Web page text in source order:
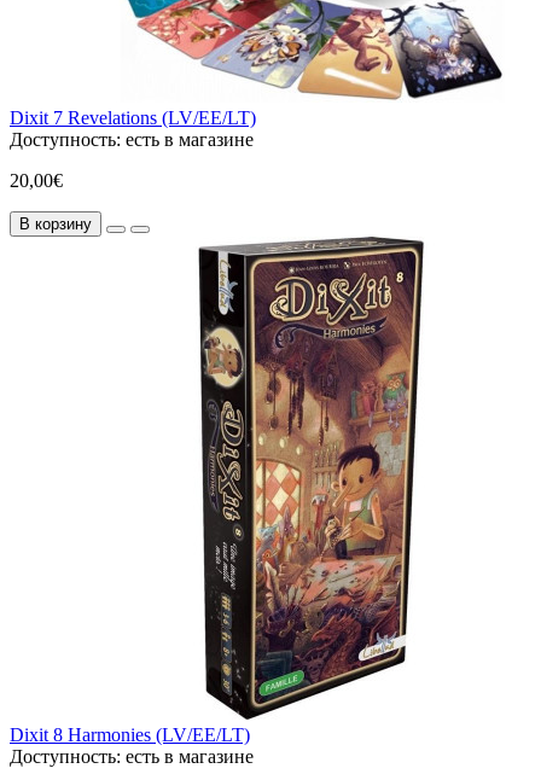
Dixit 7 Revelations (LV/EE/LT)
Доступность: есть в магазине
20,00€
В корзину
Dixit 8 Harmonies (LV/EE/LT)
Доступность: есть в магазине